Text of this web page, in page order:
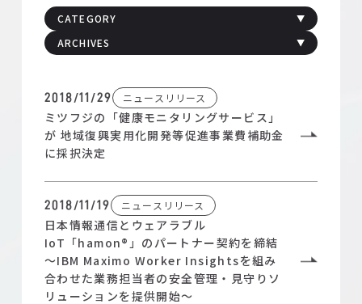
CATEGORY
ARCHIVES
2018/11/29 ニュースリリース
ミツフジの「健康モニタリングサービス」
が 地域復興実用化開発等促進事業費補助金
に採択決定
2018/11/19 ニュースリリース
日本情報通信とウェアラブル
IoT「hamon®」のパートナー契約を締結
～IBM Maximo Worker Insightsを組み
合わせた業務担当者の安全管理・見守りソ
リューションを提供開始～